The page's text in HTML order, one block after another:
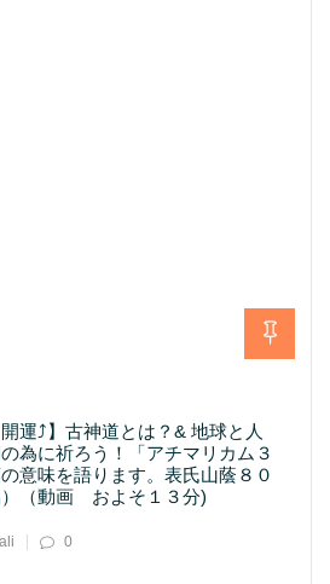
運⤴】古神道とは？& 地球と人
為に祈ろう！「アチマリカム３
意味を語ります。表氏山蔭８０
（動画 およそ１３分)
0